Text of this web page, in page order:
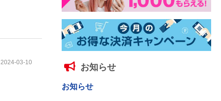
2024-03-10
お知らせ
お知らせ